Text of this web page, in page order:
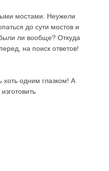
мостами. Неужели
до сути мостов и
ли вообще? Откуда
на поиск ответов!
хоть одним глазком! А